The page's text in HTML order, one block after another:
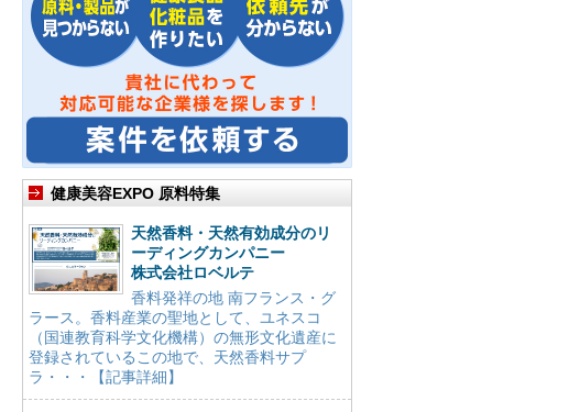
健康美容EXPO 原料特集
天然香料・天然有効成分のリ
ーディングカンパニー
株式会社ロベルテ
香料発祥の地 南フランス・グ
ラース。香料産業の聖地として、ユネスコ
（国連教育科学文化機構）の無形文化遺産に
登録されているこの地で、天然香料サプ
ラ・・・【記事詳細】